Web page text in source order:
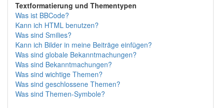
Textformatierung und Thementypen
Was ist BBCode?
Kann ich HTML benutzen?
Was sind Smilies?
Kann ich Bilder in meine Beiträge einfügen?
Was sind globale Bekanntmachungen?
Was sind Bekanntmachungen?
Was sind wichtige Themen?
Was sind geschlossene Themen?
Was sind Themen-Symbole?